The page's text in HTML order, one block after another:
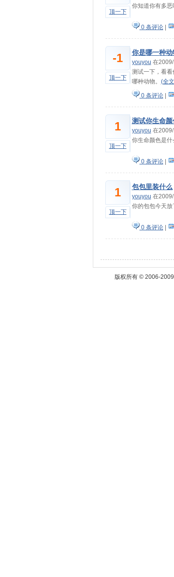
顶一下
你知道你有多
0 条评论|
-1
顶一下
你是哪一种动
youyou 在
测试一下，看
哪种动物。 (全
0 条评论|
1
顶一下
测试你生命颜
youyou 在
你生命颜色是什
0 条评论|
1
顶一下
包包里装什么
youyou 在
你的包包今天放
0 条评论|
版权所有 © 2006-2009